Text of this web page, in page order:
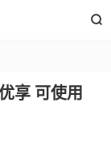

享 可使用